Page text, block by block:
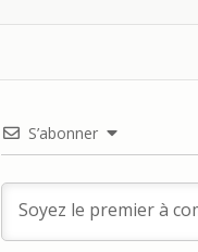
S’abonner